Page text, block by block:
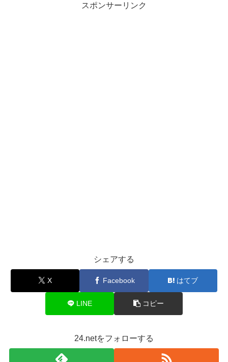
スポンサーリンク
シェアする
X Facebook はてブ
LINE コピー
24.netをフォローする